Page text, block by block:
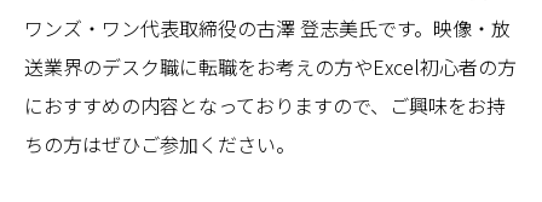
ワンズ・ワン代表取締役の古澤 登志美氏です。映像・放
送業界のデスク職に転職をお考えの方やExcel初心者の方
におすすめの内容となっておりますので、ご興味をお持
ちの方はぜひご参加ください。